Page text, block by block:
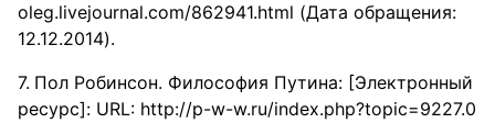
oleg.livejournal.com/862941.html (Дата обращения:
12.12.2014).
Пол Робинсон. Философия Путина: [Электронный
ресурс]: URL: http://p-w-w.ru/index.php?topic=9227.0